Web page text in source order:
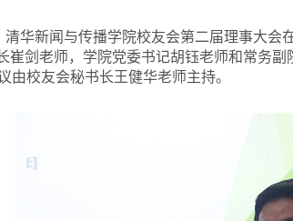
清华新闻与传播学院校友会第二届理事大
崔剑老师，学院党委书记胡钰老师和常务
由校友会秘书长王健华老师主持。